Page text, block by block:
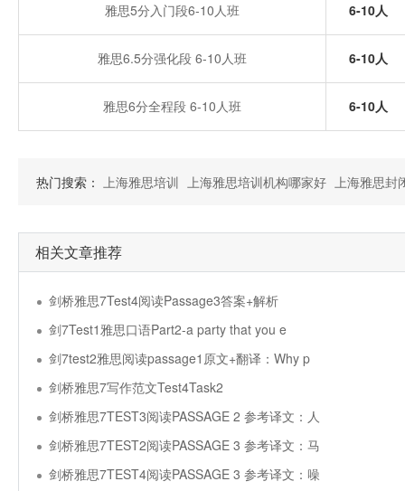
雅思5分入门段6-10人班 6-10人
雅思6.5分强化段 6-10人班 6-10人
雅思6分全程段 6-10人班 6-10人
热门搜索： 上海雅思培训 上海雅思培训机构哪家好 上海雅思封
相关文章推荐
剑桥雅思7Test4阅读Passage3答案+解析
剑7Test1雅思口语Part2-a party that you e
剑7test2雅思阅读passage1原文+翻译：Why p
剑桥雅思7写作范文Test4Task2
剑桥雅思7TEST3阅读PASSAGE 2 参考译文：人
剑桥雅思7TEST2阅读PASSAGE 3 参考译文：马
剑桥雅思7TEST4阅读PASSAGE 3 参考译文：噪